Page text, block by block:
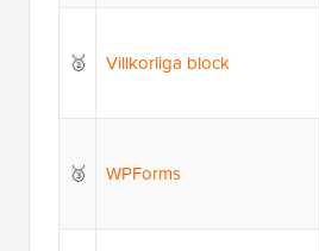
🥈 Villkorliga block
🥉 WPForms